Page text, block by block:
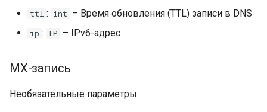
ttl : int – Время обновления (TTL) записи в DNS
ip : IP – IPv6-адрес
MX-запись
Необязательные параметры: